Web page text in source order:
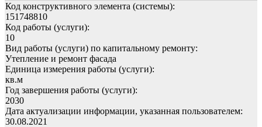
Код конструктивного элемента (системы):
151748810
Код работы (услуги):
10
Вид работы (услуги) по капитальному ремонту:
Утепление и ремонт фасада
Единица измерения работы (услуги):
кв.м
Год завершения работы (услуги):
2030
Дата актуализации информации, указанная пользователем:
30.08.2021